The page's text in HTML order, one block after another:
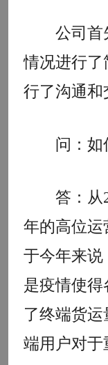
公司首
情况进行了
行了沟通和
问：如
答：从
年的高位运
于今年来说
是疫情使
了终端货
端用户对于